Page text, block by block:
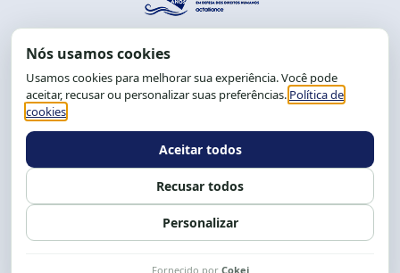
End.: R. da Graça, 150. Graça
CEP: 40.150-055
Salvador-BA, Brasil.
Tel.: (71) 2104-5457, Cel.: (71) 9 9239-2104 ou 2105
Expediente: 8h às 12h e 13 às 17h.
Siga nossas redes Fale conosco